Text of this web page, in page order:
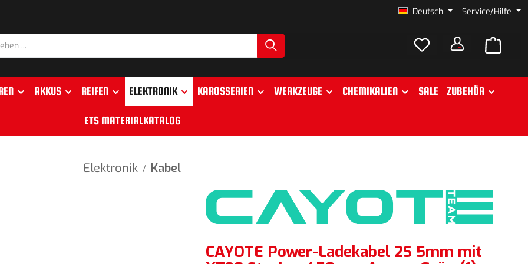
Deutsch Service/Hilfe
AKKUS REIFEN ELEKTRONIK KAROSSERIEN WERKZEUGE CHEMIKALIEN SALE ZUBEHÖR
ETS MATERIALKATALOG
Elektronik / Kabel
CAYOTE Power-Ladekabel 2S 5mm mit